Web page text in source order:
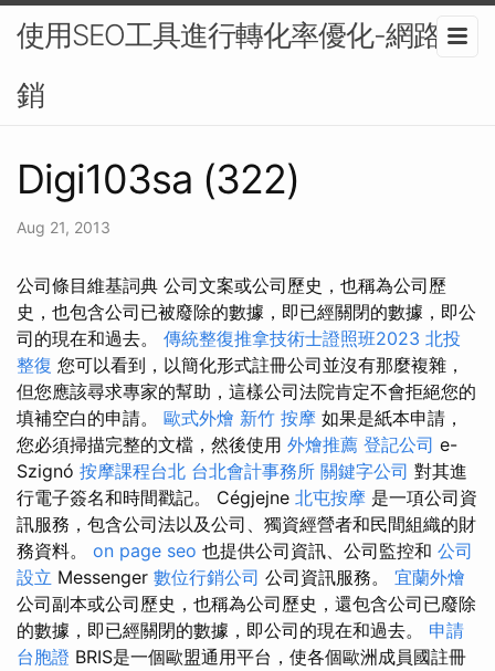
使用SEO工具進行轉化率優化-網路行
銷
Digi103sa (322)
Aug 21, 2013
公司條目維基詞典 公司文案或公司歷史，也稱為公司歷
史，也包含公司已被廢除的數據，即已經關閉的數據，即公
司的現在和過去。 傳統整復推拿技術士證照班2023 北投
整復 您可以看到，以簡化形式註冊公司並沒有那麼複雜，
但您應該尋求專家的幫助，這樣公司法院肯定不會拒絕您的
填補空白的申請。 歐式外燴 新竹 按摩 如果是紙本申請，
您必須掃描完整的文檔，然後使用 外燴推薦 登記公司 e-
Szignó 按摩課程台北 台北會計事務所 關鍵字公司 對其進
行電子簽名和時間戳記。 Cégjejne 北屯按摩 是一項公司資
訊服務，包含公司法以及公司、獨資經營者和民間組織的財
務資料。 on page seo 也提供公司資訊、公司監控和 公司
設立 Messenger 數位行銷公司 公司資訊服務。 宜蘭外燴
公司副本或公司歷史，也稱為公司歷史，還包含公司已廢除
的數據，即已經關閉的數據，即公司的現在和過去。 申請
台胞證 BRIS是一個歐盟通用平台，使各個歐洲成員國註冊